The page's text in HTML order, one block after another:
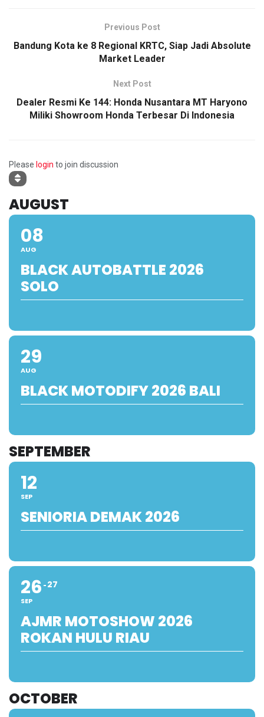
Previous Post
Bandung Kota ke 8 Regional KRTC, Siap Jadi Absolute
Market Leader
Next Post
Dealer Resmi Ke 144: Honda Nusantara MT Haryono
Miliki Showroom Honda Terbesar Di Indonesia
Please login to join discussion
AUGUST
08
AUG
BLACK AUTOBATTLE 2026
SOLO
29
AUG
BLACK MOTODIFY 2026 BALI
SEPTEMBER
12
SEP
SENIORIA DEMAK 2026
26
SEP
27
AJMR MOTOSHOW 2026
ROKAN HULU RIAU
OCTOBER